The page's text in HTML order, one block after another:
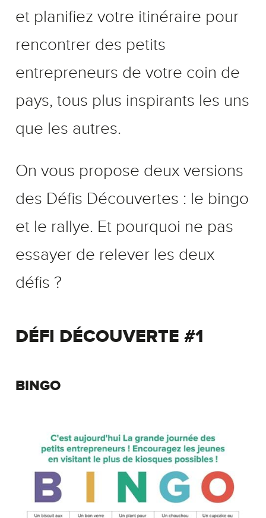
et planifiez votre itinéraire pour
rencontrer des petits
entrepreneurs de votre coin de
pays, tous plus inspirants les uns
que les autres.
On vous propose deux versions
des Défis Découvertes : le bingo
et le rallye. Et pourquoi ne pas
essayer de relever les deux
défis ?
DÉFI DÉCOUVERTE #1
BINGO